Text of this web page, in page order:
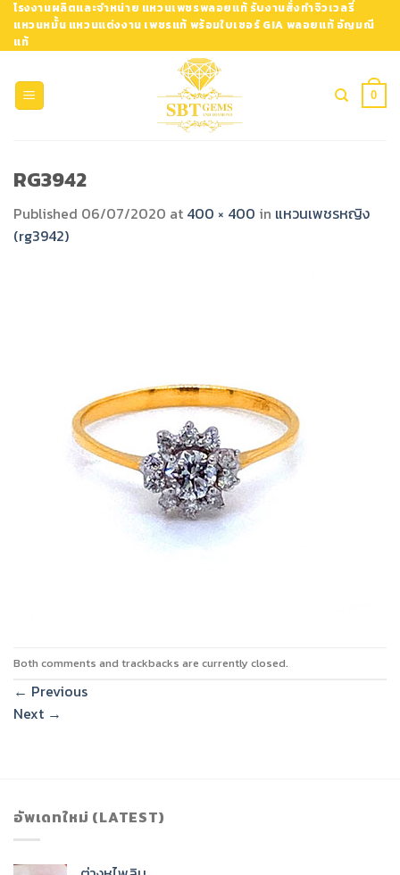
Skip
content
โรงงานผลิตและจำหน่าย แหวนเพชรพลอยแท้ รับงานสั่งทำจิวเวลรี่
แหวนหมั้น แหวนแต่งงาน เพชรแท้ พร้อมใบเซอร์ GIA พลอยแท้ อัญมณี
แท้
0
RG3942
Published 06/07/2020 at 400 × 400 in แหวนเพชรหญิง
(rg3942)
Both comments and trackbacks are currently closed.
← Previous
Next →
อัพเดทใหม่ (LATEST)